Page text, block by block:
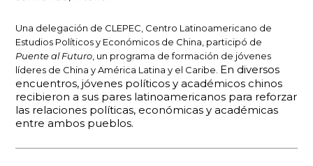
Una delegación de CLEPEC, Centro Latinoamericano de
Estudios Políticos y Económicos de China, participó de
Puente al Futuro , un programa de formación de jóvenes
líderes de China y América Latina y el Caribe. En diversos
encuentros, jóvenes políticos y académicos chinos
recibieron a sus pares latinoamericanos para reforzar
las relaciones políticas, económicas y académicas
entre ambos pueblos.